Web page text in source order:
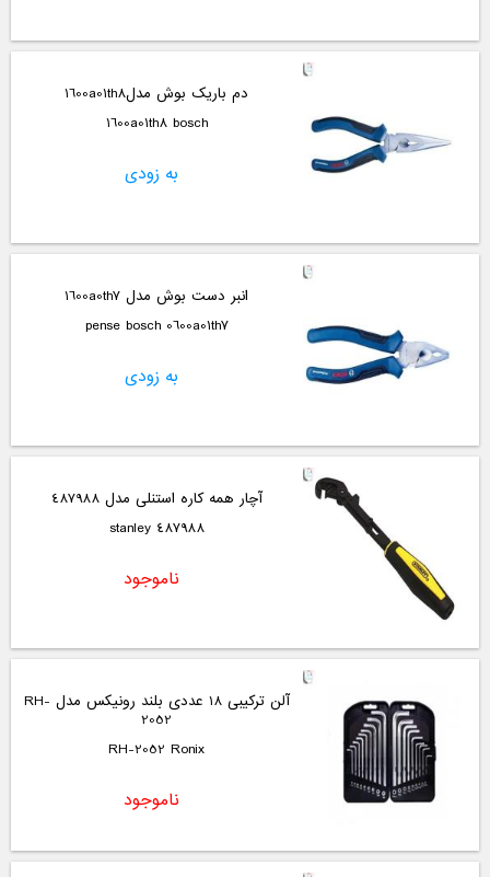
دم باریک بوش مدل1600a01th8
1600a01th8 bosch
به زودی
انبر دست بوش مدل 1600a0th7
pense bosch 0600a01th7
به زودی
آچار همه کاره استنلی مدل 487988
487988 stanley
ناموجود
آلن ترکیبی 18 عددی بلند رونیکس مدل RH-
2052
RH-2052 Ronix
ناموجود